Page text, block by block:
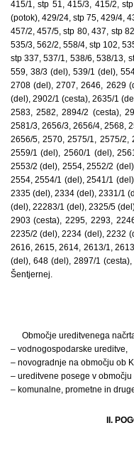
415/1, stp 51, 415/3, 415/2,
(potok), 429/24, stp 75, 429/4,
457/2, 457/5, stp 80, 437, stp
535/3, 562/2, 558/4, stp 102,
stp 337, 537/1, 538/6, 538/13,
559, 38/3 (del), 539/1 (del),
2708 (del), 2707, 2646, 2629
(del), 2902/1 (cesta), 2635/1
2583, 2582, 2894/2 (cesta),
2581/3, 2656/3, 2656/4, 2568,
2656/5, 2570, 2575/1, 2575/2,
2559/1 (del), 2560/1 (del),
2553/2 (del), 2554, 2552/2
2554, 2554/1 (del), 2541/1
2335 (del), 2334 (del), 2331/1
(del), 22283/1 (del), 2325/5
2903 (cesta), 2295, 2293,
2235/2 (del), 2234 (del), 2232
2616, 2615, 2614, 2613/1,
(del), 648 (del), 2897/1
Šentjernej.
Območje ureditvenega
– vodnogospodarske ureditve,
– novogradnje na območju ob
– ureditvene posege v območju
– komunalne, prometne in
II.